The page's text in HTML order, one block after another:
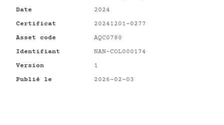
Date
2024
Certificat
20241201-0277
Asset code
AQC0780
Identifiant
NAN-COL000174
Version
1
Publié le
2026-02-03